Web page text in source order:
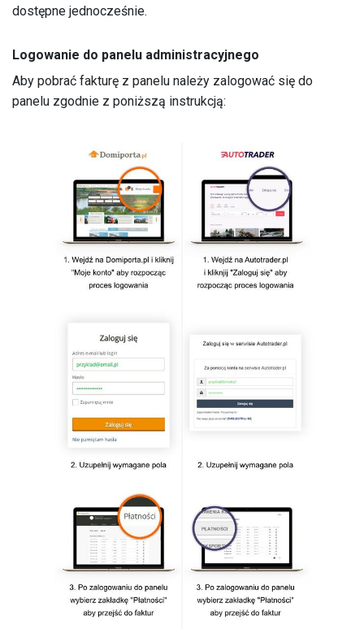
dostępne jednocześnie.
Logowanie do panelu administracyjnego
Aby pobrać fakturę z panelu należy zalogować się do
panelu zgodnie z poniższą instrukcją: